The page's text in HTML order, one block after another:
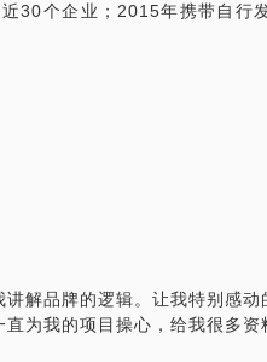
资源和生产设备。我曾有一个
主，最近几年想发展自己的品
备上，而对于品牌建设方面只
，因为他们其实具备产生品牌
不敢放权给更年轻的人，让这
确保资产的安全。
么多年都在挣钱吗？不，他们
30个企业；2015年携带自行
解品牌的逻辑。让我特别感动
为我的项目操心，给我很多